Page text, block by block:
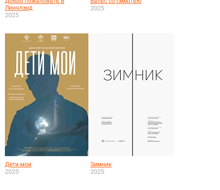
Линчлэнд
2025
2025
Дети мои
2025
Зимник
2025